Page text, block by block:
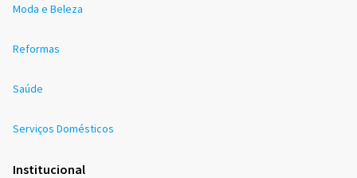
Moda e Beleza
Reformas
Saúde
Serviços Domésticos
Institucional